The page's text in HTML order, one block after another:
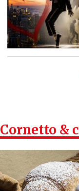
Cornetto &